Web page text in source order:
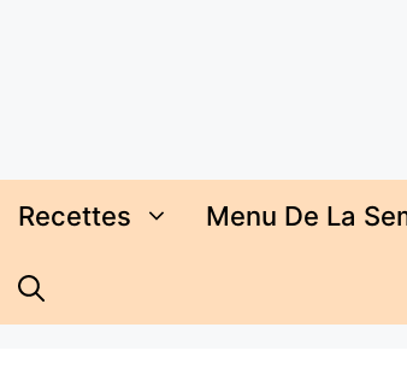
Recettes Menu De La